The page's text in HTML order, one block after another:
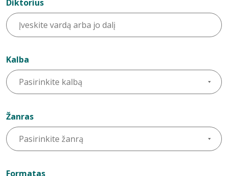
Diktorius
Kalba
Žanras
Formatas